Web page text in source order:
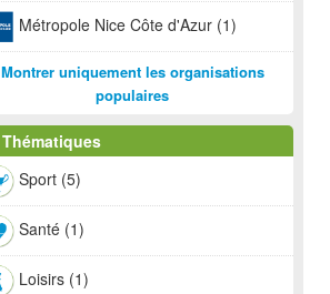
Métropole Nice Côte d'Azur (1)
Montrer uniquement les organisations
populaires
Thématiques
Sport (5)
Santé (1)
Loisirs (1)